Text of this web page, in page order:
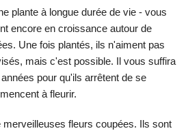
plante à longue durée de vie - vous
encore en croissance autour de
Une fois plantés, ils n'aiment pas
mais c'est possible. Il vous suffira
pour qu'ils arrêtent de se
à fleurir.
merveilleuses fleurs coupées. Ils sont